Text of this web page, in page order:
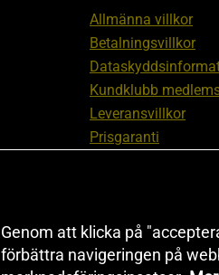
Allmänna villkor
Betalningsvillkor
Kundklubb
Leveransvillkor
Prisgaranti
Genom att klicka på
förbättra navigeringen på